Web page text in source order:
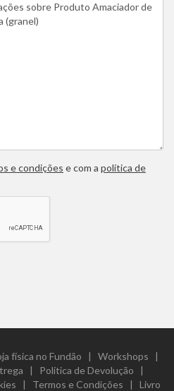
e condições e com a política de
física no Fundão | Workshops |
| Política de Devolução |
| Termos e Condições | Livro